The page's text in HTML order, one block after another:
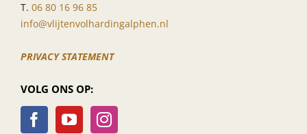
T. 06 80 16 96 85
info@vlijtenvolhardingalphen.nl
PRIVACY STATEMENT
VOLG ONS OP: